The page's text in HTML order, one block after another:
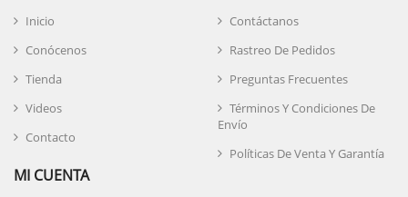
Inicio
Conócenos
Tienda
Videos
Contacto
Contáctanos
Rastreo De Pedidos
Preguntas Frecuentes
Términos Y Condiciones De
Envío
Políticas De Venta Y Garantía
MI CUENTA